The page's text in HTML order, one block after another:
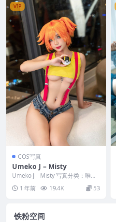
VIP
COS写真
Umeko J – Misty
Umeko J – Misty 写真分类：唯
美，参与模特：Umeko J [资源...
1 年前 19.4K 53
铁粉空间